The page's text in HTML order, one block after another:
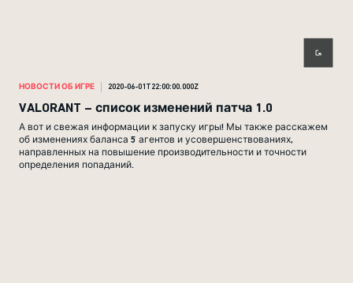
НОВОСТИ ОБ ИГРЕ 2020-06-01T22:00:00.000Z
VALORANT – список изменений патча 1.0
А вот и свежая информации к запуску игры! Мы также расскажем
об изменениях баланса 5 агентов и усовершенствованиях,
направленных на повышение производительности и точности
определения попаданий.